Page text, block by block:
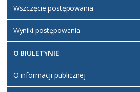
Wszczęcie postępowania
Wyniki postępowania
O BIULETYNIE
O informacji publicznej